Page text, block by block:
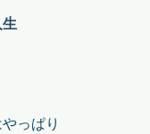
っぱり